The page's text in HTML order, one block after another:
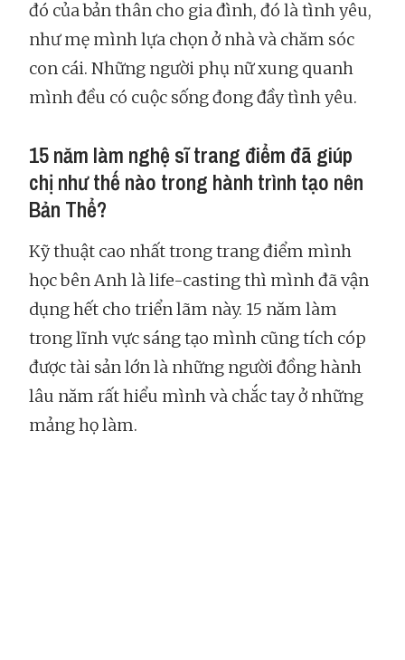
đó của bản thân cho gia đình, đó là tình yêu,
như mẹ mình lựa chọn ở nhà và chăm sóc
con cái. Những người phụ nữ xung quanh
mình đều có cuộc sống đong đầy tình yêu.
15 năm làm nghệ sĩ trang điểm đã giúp
chị như thế nào trong hành trình tạo nên
Bản Thể?
Kỹ thuật cao nhất trong trang điểm mình
học bên Anh là life-casting thì mình đã vận
dụng hết cho triển lãm này. 15 năm làm
trong lĩnh vực sáng tạo mình cũng tích cóp
được tài sản lớn là những người đồng hành
lâu năm rất hiểu mình và chắc tay ở những
mảng họ làm.